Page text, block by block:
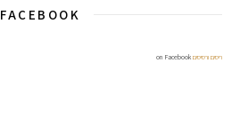
FACEBOOK
ריסים ורסיסים